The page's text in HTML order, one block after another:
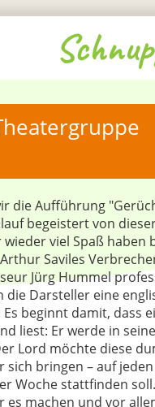
die Aufführung
begeistert von
viel Spaß haben
Saviles
Jürg Hummel
die Darsteller eine
beginnt damit, dass
liest: Er werde in
Lord möchte diese
bringen – auf
Woche stattfinden
es machen und vor